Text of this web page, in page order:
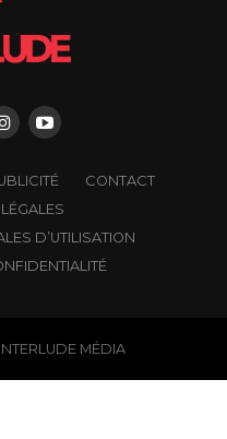
CONTACT
D’UTILISATION
MÉDIA